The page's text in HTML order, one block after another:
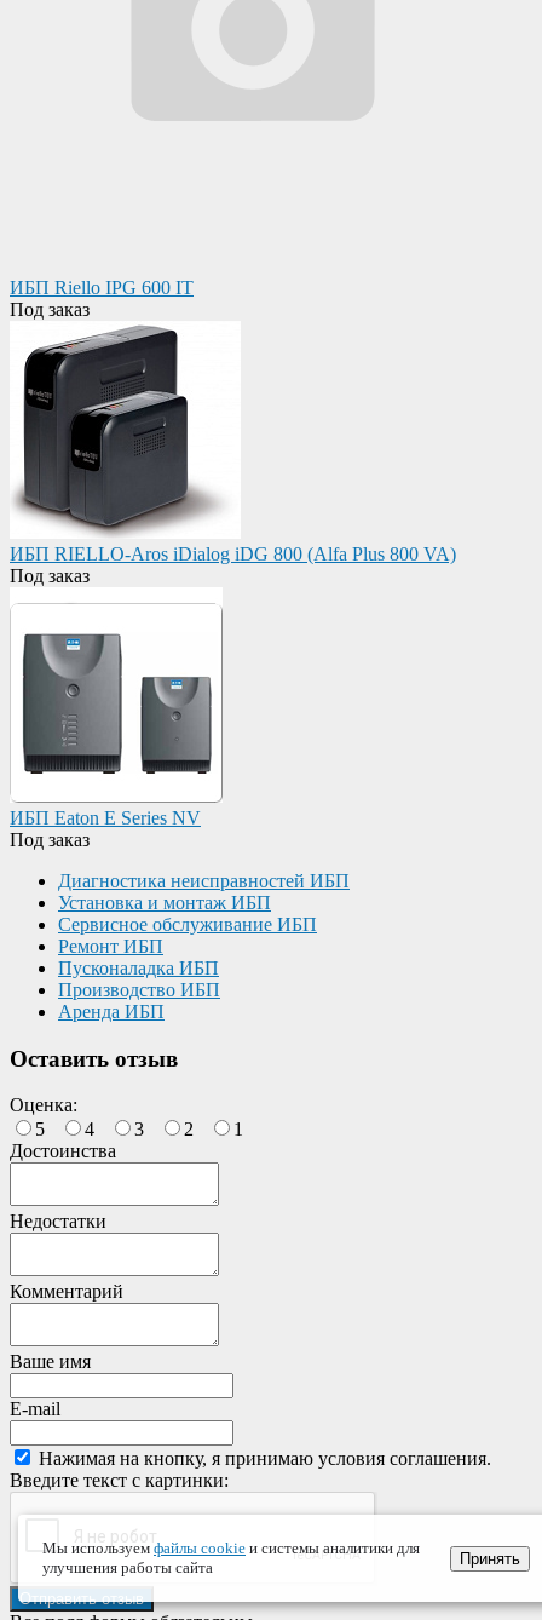
ИБП Riello IPG 600 IT
Под заказ
ИБП RIELLO-Aros iDialog iDG 800 (Alfa Plus 800 VA)
Под заказ
ИБП Eaton E Series NV
Под заказ
Диагностика неисправностей ИБП
Установка и монтаж ИБП
Сервисное обслуживание ИБП
Ремонт ИБП
Пусконаладка ИБП
Производство ИБП
Аренда ИБП
Оставить отзыв
Оценка:
5
4 3 2
1
Достоинства
Недостатки
Комментарий
Ваше имя
E-mail
Нажимая на кнопку, я принимаю условия соглашения.
Введите текст с картинки:
Мы используемфайлы cookie и системы аналитики для
улучшения работы сайта
Принять